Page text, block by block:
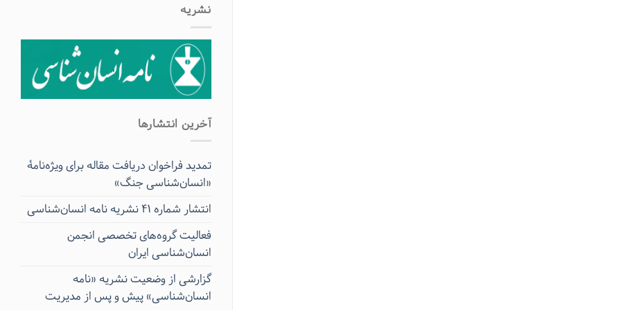
نشریه
آخرین انتشار‌ها
تمدید فراخوان دریافت مقاله برای ویژه‌نامۀ
«انسان‌شناسی جنگ»
انتشار شماره ۴۱ نشریه نامه انسان‌شناسی
فعالیت گروه‌های تخصصی انجمن
انسان‌شناسی ایران
گزارشی از وضعیت نشریه «نامه
انسان‌شناسی» پیش و پس از مدیریت